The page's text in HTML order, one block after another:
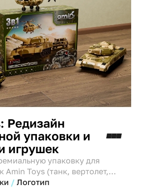
Редизайн
упаковки и
игрушек
упаковку для
Amin Toys (танк, вертолет,
3D-модели и
Логотип